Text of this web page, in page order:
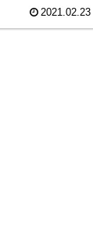
2021.02.23